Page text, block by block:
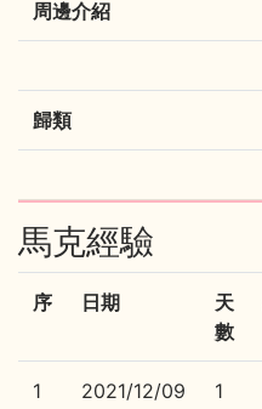
周邊介紹
歸類
馬克經驗
序 日期
天
數
1 2021/12/09 1